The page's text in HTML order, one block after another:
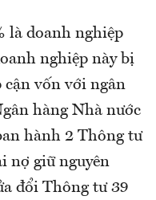
là doanh nghiệp
nghiệp này bị
cận vốn với ngân
hàng Nhà nước
hành 2 Thông tư
nợ giữ nguyên
đổi Thông tư 39